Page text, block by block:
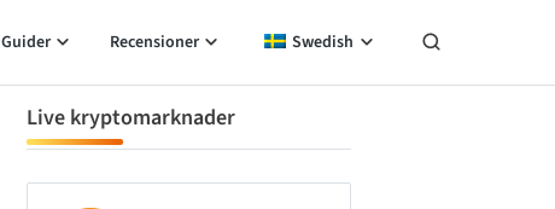
Guider Recensioner Swedish
Live kryptomarknader